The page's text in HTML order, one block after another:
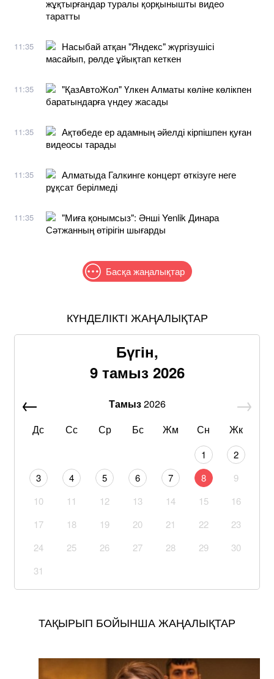
жұқтырғандар туралы қорқынышты видео
таратты
11:35
Насыбай атқан "Яндекс" жүргізушісі
масайып, рөлде ұйықтап кеткен
11:35
"ҚазАвтоЖол" Үлкен Алматы көліне көлікпен
баратындарға үндеу жасады
11:35
Ақтөбеде ер адамның әйелді кірпішпен қуған
видеосы тарады
11:35
Алматыда Галкинге концерт өткізуге неге
рұқсат берілмеді
11:35
"Миға қонымсыз": Әнші Yenlik Динара
Сәтжанның өтірігін шығарды
Басқа жаңалықтар
КҮНДЕЛІКТІ ЖАҢАЛЫҚТАР
Бүгін,
9 тамыз 2026
Тамыз2026
Дс
Сс Ср Бс Жм Сн Жк
1
2
3
4 5 6 7 8
9
10
11 12 13 14 15
16
17
18 19 20 21 22
23
24
25 26 27 28 29
30
31
ТАҚЫРЫП БОЙЫНША ЖАҢАЛЫҚТАР